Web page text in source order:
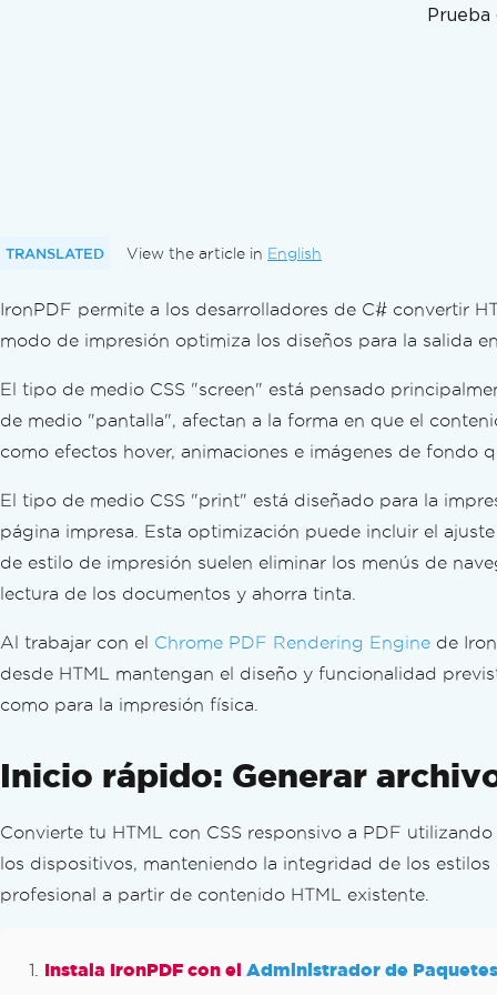
PDF desde archivo HTML
PDF desde archivo ZIP HTML
PDF desde URL
Imagen desde PDF
Convertir DOCX a PDF
Convertir RTF a PDF
Convertir XML a PDF
PDF a HTML
PDF to SVG
Página Web Dinámica a PDF
XAML a PDF (MAUI)
Generar reportes en PDF
Crear PDFs en servidores Blazor
CSHTML a PDF (MVC Core)
CSHTML a PDF (Sin Interfaz)
Accesibilidad Web
Logins y Sitios TLS
Configuración de Proxy
Prueba
TRANSLATED View the article in English
IronPDF permite a los desarrolladores de C# convertir
modo de impresión optimiza los diseños para la salida
El tipo de medio CSS "screen" está pensado
de medio "pantalla", afectan a la forma en que el
como efectos hover, animaciones e imágenes de fondo
El tipo de medio CSS "print" está diseñado para la
página impresa. Esta optimización puede incluir el
de estilo de impresión suelen eliminar los menús de
lectura de los documentos y ahorra tinta.
Al trabajar con el Chrome PDF Rendering Engine de
desde HTML mantengan el diseño y funcionalidad
como para la impresión física.
Inicio rápido: Generar
Convierte tu HTML con CSS responsivo a PDF
los dispositivos, manteniendo la integridad de los
profesional a partir de contenido HTML existente.
Instala IronPDF con el Administrador de